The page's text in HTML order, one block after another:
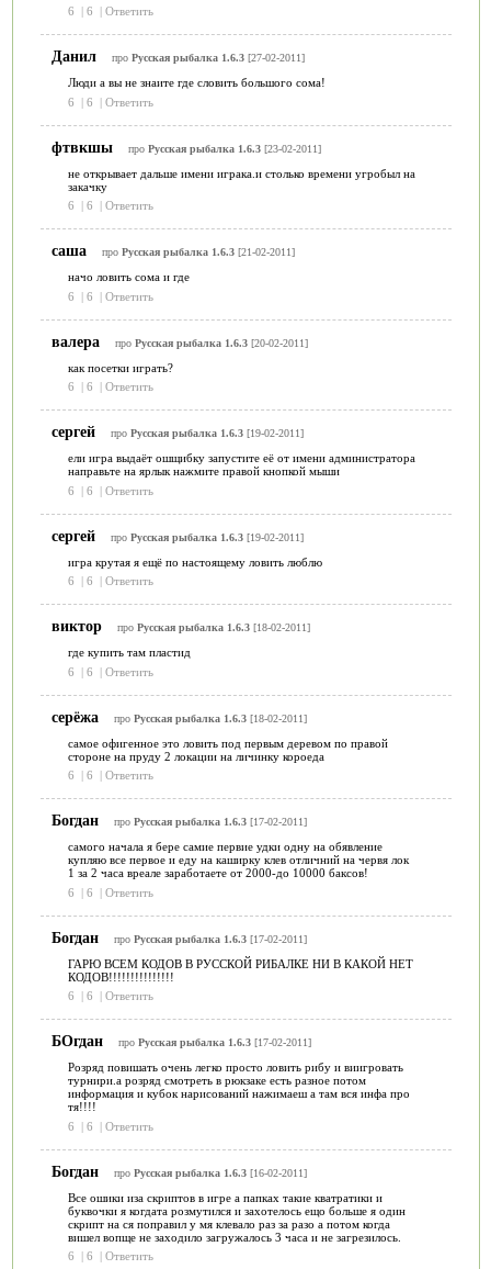
6
| 6 | Ответить
Данил про Русская рыбалка 1.6.3[27-02-2011]
Люди а вы не знаите где словить большого сома!
6
| 6 | Ответить
фтвкшы про Русская рыбалка 1.6.3[23-02-2011]
не открывает дальше имени играка.и столько времени угробыл на
закачку
6
| 6 | Ответить
саша про Русская рыбалка 1.6.3[21-02-2011]
начо ловить сома и где
6
| 6 | Ответить
валера про Русская рыбалка 1.6.3[20-02-2011]
как посетки играть?
6
| 6 | Ответить
сергей про Русская рыбалка 1.6.3[19-02-2011]
ели игра выдаёт ошщибку запустите её от имени администратора
направьте на ярлык нажмите правой кнопкой мыши
6
| 6 | Ответить
сергей про Русская рыбалка 1.6.3[19-02-2011]
игра крутая я ещё по настоящему ловить люблю
6
| 6 | Ответить
виктор про Русская рыбалка 1.6.3[18-02-2011]
где купить там пластид
6
| 6 | Ответить
серёжа про Русская рыбалка 1.6.3[18-02-2011]
самое офигенное это ловить под первым деревом по правой
стороне на пруду 2 локации на личинку короеда
6
| 6 | Ответить
Богдан про Русская рыбалка 1.6.3[17-02-2011]
самого начала я бере самие первие удки одну на обявление
купляю все первое и еду на каширку клев отличний на червя лок
1 за 2 часа вреале заработаете от 2000-до 10000 баксов!
6
| 6 | Ответить
Богдан про Русская рыбалка 1.6.3[17-02-2011]
ГАРЮ ВСЕМ КОДОВ В РУССКОЙ РИБАЛКЕ НИ В КАКОЙ НЕТ
КОДОВ!!!!!!!!!!!!!!!
6
| 6 | Ответить
БОгдан про Русская рыбалка 1.6.3[17-02-2011]
Розряд повишать очень легко просто ловить рибу и виигровать
турнири.а розряд смотреть в рюкзаке есть разное потом
информация и кубок нарисований нажимаеш а там вся инфа про
тя!!!!
6
| 6 | Ответить
Богдан про Русская рыбалка 1.6.3[16-02-2011]
Все ошики иза скриптов в игре а папках такие кватратики и
буквочки я когдата розмутился и захотелось ещо больше я один
скрипт на ся поправил у мя клевало раз за разо а потом когда
вишел вопще не заходило загружалось 3 часа и не загрезилось.
6
| 6 | Ответить